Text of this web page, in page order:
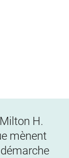
H.
mènent